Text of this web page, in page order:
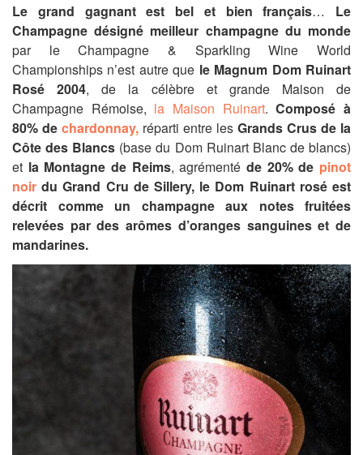
Le grand gagnant est bel et bien français… Le
Champagne désigné meilleur champagne du monde
par le Champagne & Sparkling Wine World
Championships n’est autre que le Magnum Dom Ruinart
Rosé 2004, de la célèbre et grande Maison de
Champagne Rémoise, la Maison Ruinart. Composé à
80% de chardonnay, réparti entre les Grands Crus de la
Côte des Blancs (base du Dom Ruinart Blanc de blancs)
et la Montagne de Reims, agrémentéde 20% de pinot
noir du Grand Cru de Sillery, le Dom Ruinart rosé est
décrit comme un champagne aux notes fruitées
relevées par des arômes d’oranges sanguines et de
mandarines.